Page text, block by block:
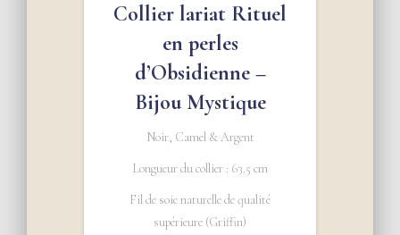
Collier lariat Rituel
en perles
d’Obsidienne –
Bijou Mystique
Noir, Camel & Argent
Longueur du collier : 63.5 cm
Fil de soie naturelle de qualité
supérieure (Griffin)